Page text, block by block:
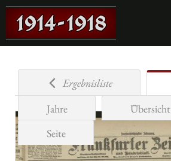
Ergebnisliste
Jahre
Übersicht
Seite